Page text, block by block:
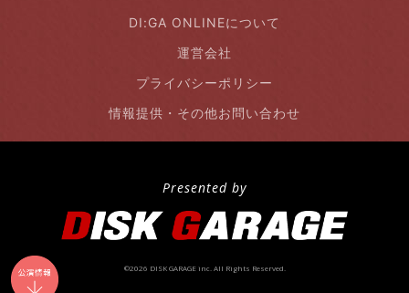
DI:GA ONLINEについて
運営会社
プライバシーポリシー
情報提供・その他お問い合わせ
Presented by
©2026 DISK GARAGE inc. All Rights Reserved.